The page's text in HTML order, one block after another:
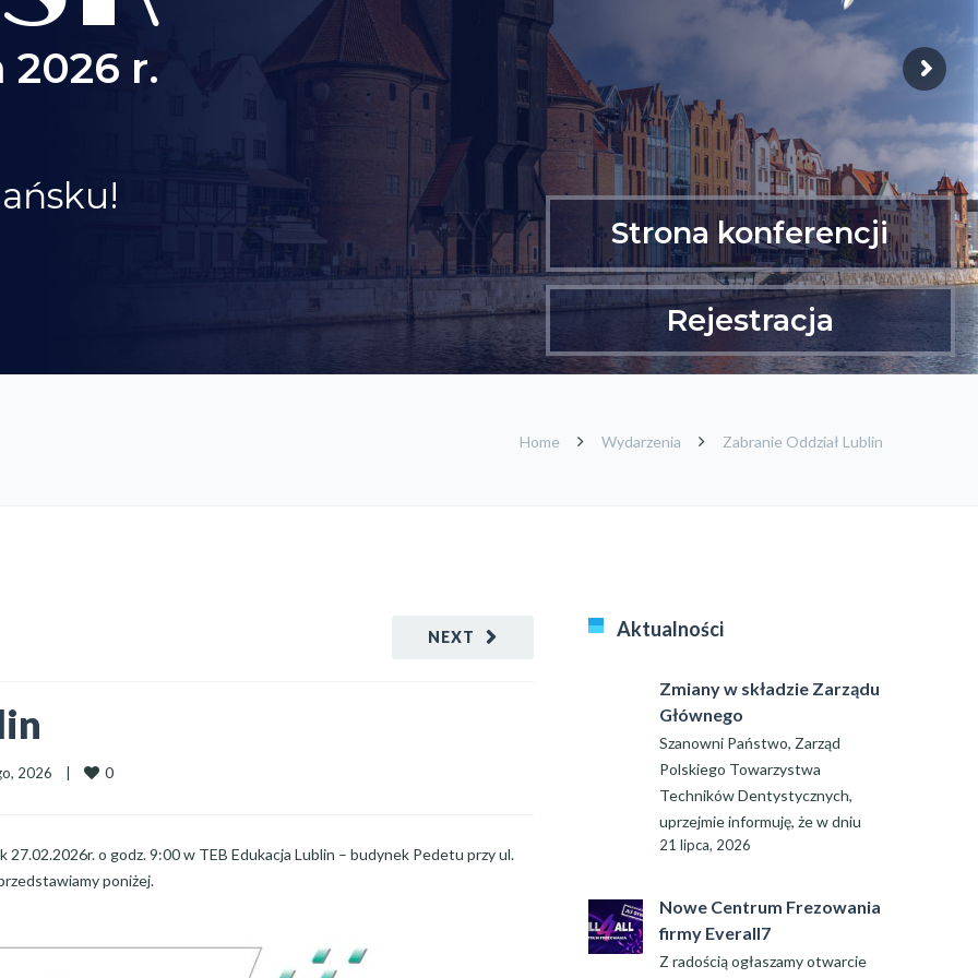
2026 r.
Strona konferencji
Rejestracja
Home Wydarzenia Zabranie Oddział Lublin
NEXT
2026 0
27.02.2026r. o godz. 9:00 w TEB Edukacja Lublin – budynek Pedetu przy ul.
poniżej.
Aktualności
Zmiany w składzie Zarządu
Głównego
Szanowni Państwo, Zarząd
Polskiego Towarzystwa
Techników Dentystycznych,
uprzejmie informuję, że w dniu
21 lipca, 2026
Nowe Centrum Frezowania
firmy Everall7
Z radością ogłaszamy otwarcie